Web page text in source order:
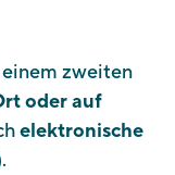
zweiten
oder auf
elektronische